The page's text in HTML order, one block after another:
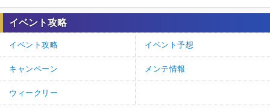
3. 名無しさんk 通報
ドロップ
神彩のレンズx2
2. 氷ウサギ
イベント攻略
イベント攻略 イベント予想
キャンペーン メンテ情報
ウィークリー